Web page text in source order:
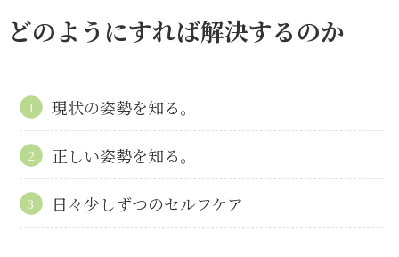
どのようにすれば解決するのか
現状の姿勢を知る。
正しい姿勢を知る。
日々少しずつのセルフケア